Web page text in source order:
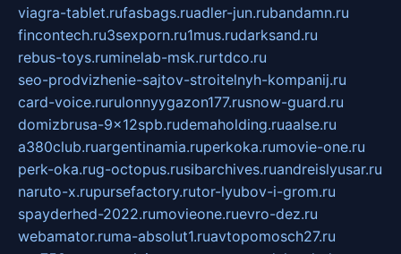
viagra-tablet.rufasbags.ruadler-jun.rubandamn.ru
fincontech.ru3sexporn.ru1mus.rudarksand.ru
rebus-toys.ruminelab-msk.rurtdco.ru
seo-prodvizhenie-sajtov-stroitelnyh-kompanij.ru
card-voice.rurulonnyygazon177.rusnow-guard.ru
domizbrusa-9x12spb.rudemaholding.ruaalse.ru
a380club.ruargentinamia.ruperkoka.rumovie-one.ru
perk-oka.rug-octopus.rusibarchives.ruandreislyusar.ru
naruto-x.rupursefactory.rutor-lyubov-i-grom.ru
spayderhed-2022.rumovieone.ruevro-dez.ru
webamator.ruma-absolut1.ruavtopomosch27.ru